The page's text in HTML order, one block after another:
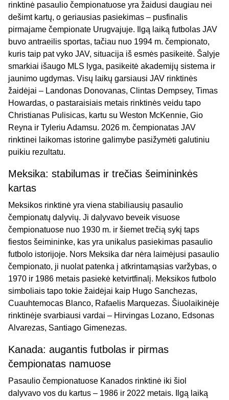
rinktinė pasaulio čempionatuose yra žaidusi daugiau nei
dešimt kartų, o geriausias pasiekimas – pusfinalis
pirmajame čempionate Urugvajuje. Ilgą laiką futbolas JAV
buvo antraeilis sportas, tačiau nuo 1994 m. čempionato,
kuris taip pat vyko JAV, situacija iš esmės pasikeitė. Šalyje
smarkiai išaugo MLS lyga, pasikeitė akademijų sistema ir
jaunimo ugdymas. Visų laikų garsiausi JAV rinktinės
žaidėjai – Landonas Donovanas, Clintas Dempsey, Timas
Howardas, o pastaraisiais metais rinktinės veidu tapo
Christianas Pulisicas, kartu su Weston McKennie, Gio
Reyna ir Tyleriu Adamsu. 2026 m. čempionatas JAV
rinktinei laikomas istorine galimybe pasižymėti galutiniu
puikiu rezultatu.
Meksika: stabilumas ir trečias šeimininkės
kartas
Meksikos rinktinė yra viena stabiliausių pasaulio
čempionatų dalyvių. Ji dalyvavo beveik visuose
čempionatuose nuo 1930 m. ir šiemet trečią sykį taps
fiestos šeimininke, kas yra unikalus pasiekimas pasaulio
futbolo istorijoje. Nors Meksika dar nėra laimėjusi pasaulio
čempionato, ji nuolat patenka į atkrintamąsias varžybas, o
1970 ir 1986 metais pasiekė ketvirtfinalį. Meksikos futbolo
simboliais tapo tokie žaidėjai kaip Hugo Sanchezas,
Cuauhtemocas Blanco, Rafaelis Marquezas. Šiuolaikinėje
rinktinėje svarbiausi vardai – Hirvingas Lozano, Edsonas
Alvarezas, Santiago Gimenezas.
Kanada: augantis futbolas ir pirmas
čempionatas namuose
Pasaulio čempionatuose Kanados rinktinė iki šiol
dalyvavo vos du kartus – 1986 ir 2022 metais. Ilgą laiką